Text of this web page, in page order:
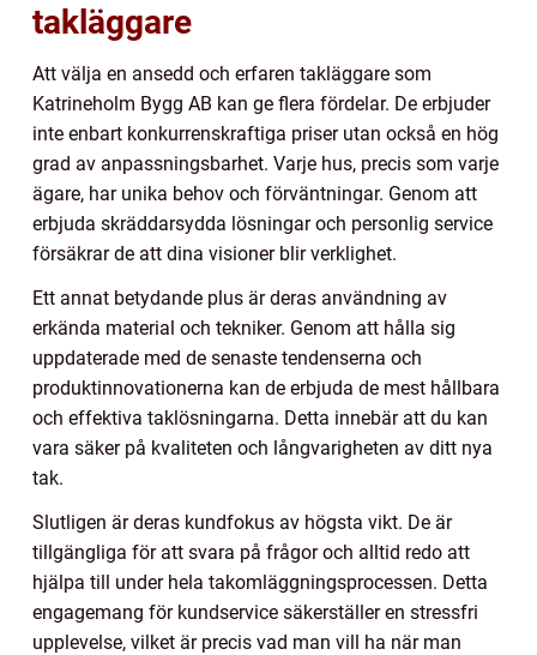
takläggare
Att välja en ansedd och erfaren takläggare som
Katrineholm Bygg AB kan ge flera fördelar. De erbjuder
inte enbart konkurrenskraftiga priser utan också en hög
grad av anpassningsbarhet. Varje hus, precis som varje
ägare, har unika behov och förväntningar. Genom att
erbjuda skräddarsydda lösningar och personlig service
försäkrar de att dina visioner blir verklighet.
Ett annat betydande plus är deras användning av
erkända material och tekniker. Genom att hålla sig
uppdaterade med de senaste tendenserna och
produktinnovationerna kan de erbjuda de mest hållbara
och effektiva taklösningarna. Detta innebär att du kan
vara säker på kvaliteten och långvarigheten av ditt nya
tak.
Slutligen är deras kundfokus av högsta vikt. De är
tillgängliga för att svara på frågor och alltid redo att
hjälpa till under hela takomläggningsprocessen. Detta
engagemang för kundservice säkerställer en stressfri
upplevelse, vilket är precis vad man vill ha när man